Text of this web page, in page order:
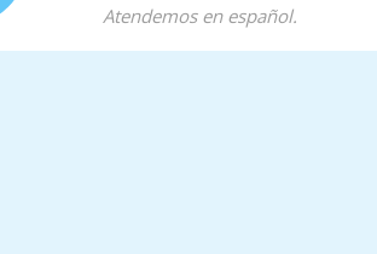
Atendemos en español.